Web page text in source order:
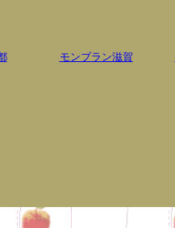
モンブラン滋賀